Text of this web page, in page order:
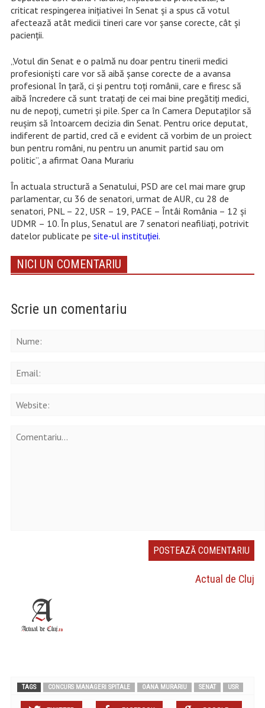
criticat respingerea inițiativei în Senat și a spus că votul
afectează atât medicii tineri care vor șanse corecte, cât și
pacienții.
„Votul din Senat e o palmă nu doar pentru tinerii medici
profesioniști care vor să aibă șanse corecte de a avansa
profesional în țară, ci și pentru toți românii, care e firesc să
aibă încredere că sunt tratați de cei mai bine pregătiți medici,
nu de nepoți, cumetri și pile. Sper ca în Camera Deputaților să
reușim să întoarcem decizia din Senat. Pentru orice deputat,
indiferent de partid, cred că e evident că vorbim de un proiect
bun pentru români, nu pentru un anumit partid sau om
politic”, a afirmat Oana Murariu
În actuala structură a Senatului, PSD are cel mai mare grup
parlamentar, cu 36 de senatori, urmat de AUR, cu 28 de
senatori, PNL – 22, USR – 19, PACE – Întâi România – 12 și
UDMR – 10. În plus, Senatul are 7 senatori neafiliați, potrivit
datelor publicate pe site-ul instituției.
NICI UN COMENTARIU
Scrie un comentariu
Actual de Cluj
TAGS CONCURS MANAGERI SPITALE OANA MURARIU SENAT USR